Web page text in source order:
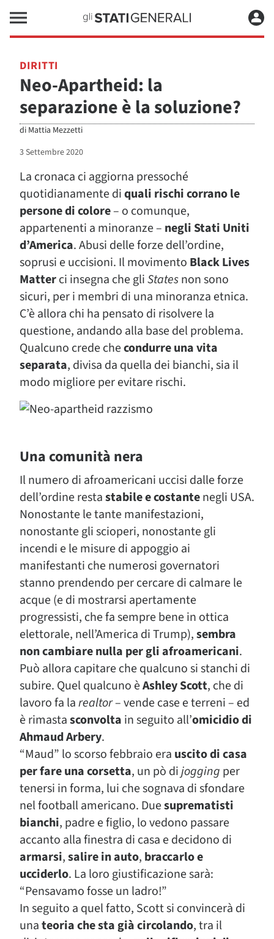
DIRITTI
Neo-Apartheid: la
separazione è la soluzione?
di Mattia Mezzetti
3 Settembre 2020
La cronaca ci aggiorna pressoché
quotidianamente diquali rischi corrano le
persone di colore– o comunque,
appartenenti a minoranze – negli Stati Uniti
d’America. Abusi delle forze dell’ordine,
soprusi e uccisioni. Il movimento Black Lives
Matterci insegna che gliStatesnon sono
sicuri, per i membri di una minoranza etnica.
C’è allora chi ha pensato di risolvere la
questione, andando alla base del problema.
Qualcuno crede checondurre una vita
separata, divisa da quella dei bianchi, sia il
modo migliore per evitare rischi.
Una comunità nera
Il numero di afroamericani uccisi dalle forze
dell’ordine restastabile e costantenegli USA.
Nonostante le tante manifestazioni,
nonostante gli scioperi, nonostante gli
incendi e le misure di appoggio ai
manifestanti che numerosi governatori
stanno prendendo per cercare di calmare le
acque (e di mostrarsi apertamente
progressisti, che fa sempre bene in ottica
elettorale, nell’America di Trump),sembra
non cambiare nulla per gli afroamericani.
Può allora capitare che qualcuno si stanchi di
subire. Quel qualcuno èAshley Scott, che di
lavoro fa larealtor– vende case e terreni – ed
è rimastasconvolta in seguito all’omicidio di
Ahmaud Arbery.
“Maud” lo scorso febbraio era uscito di casa
per fare una corsetta, un pò dijogging per
tenersi in forma, lui che sognava di sfondare
nel football americano. Duesuprematisti
bianchi, padre e figlio, lo vedono passare
accanto alla finestra di casa e decidono di
armarsi,salire in auto, braccarlo e
ucciderlo. La loro giustificazione sarà:
“Pensavamo fosse un ladro!”
In seguito a quel fatto, Scott si convincerà di
unateoria che sta già circolando, tra il